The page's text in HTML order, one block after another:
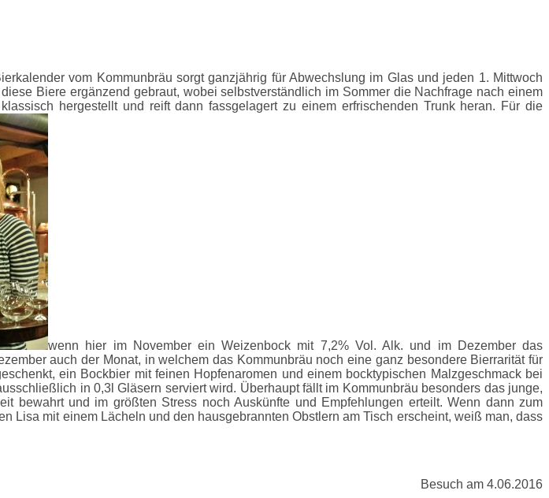
vom Kommunbräu sorgt ganzjährig für Abwechslung im Glas und jeden 1. Mittwoch
Biere ergänzend gebraut, wobei selbstverständlich im Sommer die Nachfrage nach einem
hergestellt und reift dann fassgelagert zu einem erfrischenden Trunk heran. Für die
wenn hier im November ein Weizenbock mit 7,2% Vol. Alk. und im Dezember das
auch der Monat, in welchem das Kommunbräu noch eine ganz besondere Bierrarität für
ein Bockbier mit feinen Hopfenaromen und einem bocktypischen Malzgeschmack bei
in 0,3l Gläsern serviert wird. Überhaupt fällt im Kommunbräu besonders das junge,
bewahrt und im größten Stress noch Auskünfte und Empfehlungen erteilt. Wenn dann zum
Lisa mit einem Lächeln und den hausgebrannten Obstlern am Tisch erscheint, weiß man, dass
Besuch am 4.06.2016